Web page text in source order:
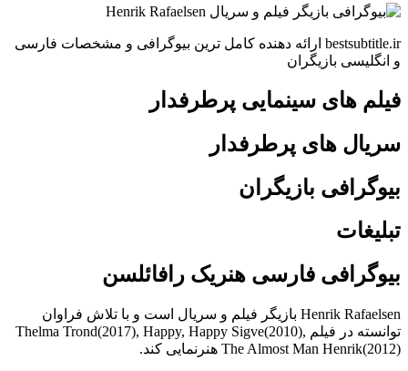
bestsubtitle.ir ارائه دهنده کامل ترین بیوگرافی و مشخصات فارسی
و انگلیسی بازیگران
فیلم های سینمایی پرطرفدار
سریال های پرطرفدار
بیوگرافی بازیگران
تبلیغات
بیوگرافی فارسی هنریک رافائلسن
Henrik Rafaelsen بازیگر فیلم و سریال است و با تلاش فراوان
توانسته در فیلم Thelma Trond(2017), Happy, Happy Sigve(2010),
The Almost Man Henrik(2012) هنرنمایی کند.